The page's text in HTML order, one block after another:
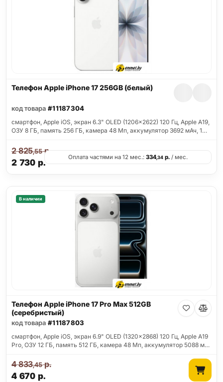
Телефон Apple iPhone 17 256GB (белый)
код товара #11187304
смартфон, Apple iOS, экран 6.3" OLED (1206x2622) 120 Гц, Apple A19,
ОЗУ 8 ГБ, память 256 ГБ, камера 48 Мп, аккумулятор 3692 мАч, 1…
2 730 р.
2 825,55р.
Оплата частями на 12 мес.: 334,34 р. / мес.
В наличии
Телефон Apple iPhone 17 Pro Max 512GB
(серебристый)
код товара #11187803
смартфон, Apple iOS, экран 6.9" OLED (1320x2868) 120 Гц, Apple A19
Pro, ОЗУ 12 ГБ, память 512 ГБ, камера 48 Мп, аккумулятор 5088 м…
4 670 р.
4 833,45р.